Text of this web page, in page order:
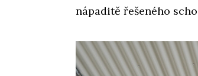
nápaditě řešeného